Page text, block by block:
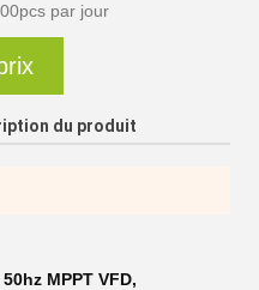
par jour
du produit
MPPT VFD,